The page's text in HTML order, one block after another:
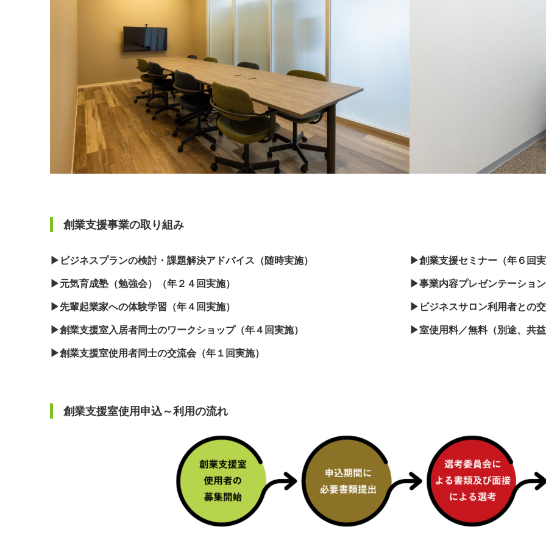
創業支援事業の取り組み
▶︎ビジネスプランの検討・課題解決アドバイス（随時実施）
▶︎元気育成塾（勉強会）（年２４回実施）
▶︎先輩起業家への体験学習（年４回実施）
▶︎創業支援室入居者同士のワークショップ（年４回実施）
▶︎創業支援室使用者同士の交流会（年１回実施）
▶︎創業支援セミナー（年６回
▶︎事業内容プレゼンテーショ
▶︎ビジネスサロン利用者との
▶︎室使用料／無料（別途、共
創業支援室使用申込～利用の流れ